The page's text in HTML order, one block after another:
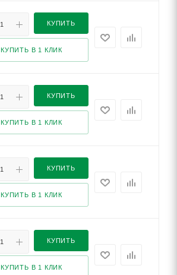
КУПИТЬ
КУПИТЬ В 1 КЛИК
КУПИТЬ
КУПИТЬ В 1 КЛИК
КУПИТЬ
КУПИТЬ В 1 КЛИК
КУПИТЬ
КУПИТЬ В 1 КЛИК